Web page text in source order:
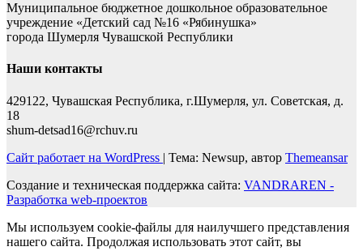
Муниципальное бюджетное дошкольное образовательное
учреждение «Детский сад №16 «Рябинушка»
города Шумерля Чувашской Республики
Наши контакты
429122, Чувашская Республика, г.Шумерля, ул. Советская, д.
18
shum-detsad16@rchuv.ru
Сайт работает на WordPress | Тема: Newsup, автор Themeansar
Создание и техническая поддержка сайта: VANDRAREN -
Разработка web-проектов
Мы используем cookie-файлы для наилучшего представления
нашего сайта. Продолжая использовать этот сайт, вы